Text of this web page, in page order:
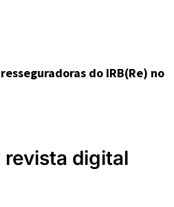
do IRB(Re) no
revista digital